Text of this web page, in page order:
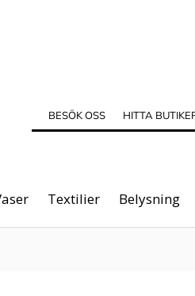
BESÖK OSS HITTA
Textilier Belysning